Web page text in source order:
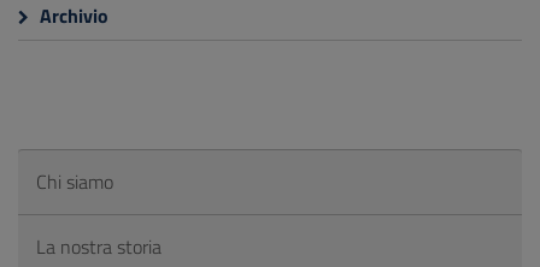
Archivio
Chi siamo
La nostra storia